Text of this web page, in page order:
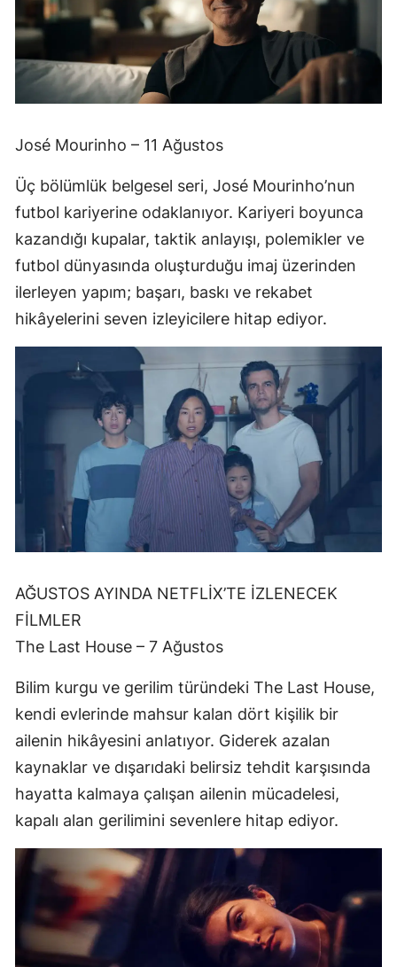
José Mourinho – 11 Ağustos
Üç bölümlük belgesel seri, José Mourinho’nun
futbol kariyerine odaklanıyor. Kariyeri boyunca
kazandığı kupalar, taktik anlayışı, polemikler ve
futbol dünyasında oluşturduğu imaj üzerinden
ilerleyen yapım; başarı, baskı ve rekabet
hikâyelerini seven izleyicilere hitap ediyor.
AĞUSTOS AYINDA NETFLİX’TE İZLENECEK
FİLMLER
The Last House – 7 Ağustos
Bilim kurgu ve gerilim türündeki The Last House,
kendi evlerinde mahsur kalan dört kişilik bir
ailenin hikâyesini anlatıyor. Giderek azalan
kaynaklar ve dışarıdaki belirsiz tehdit karşısında
hayatta kalmaya çalışan ailenin mücadelesi,
kapalı alan gerilimini sevenlere hitap ediyor.